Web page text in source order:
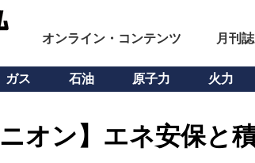
オンライン・コンテンツ 月刊誌
ガス 石油 原子力 火力
ニオン】エネ安保と